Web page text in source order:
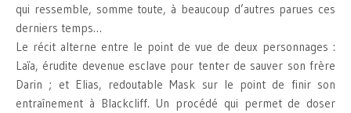
qui ressemble, somme toute, à beaucoup d’autres parues ces
derniers temps…
Le récit alterne entre le point de vue de deux personnages :
Laïa, érudite devenue esclave pour tenter de sauver son frère
Darin ; et Elias, redoutable Mask sur le point de finir son
entraînement à Blackcliff. Un procédé qui permet de doser